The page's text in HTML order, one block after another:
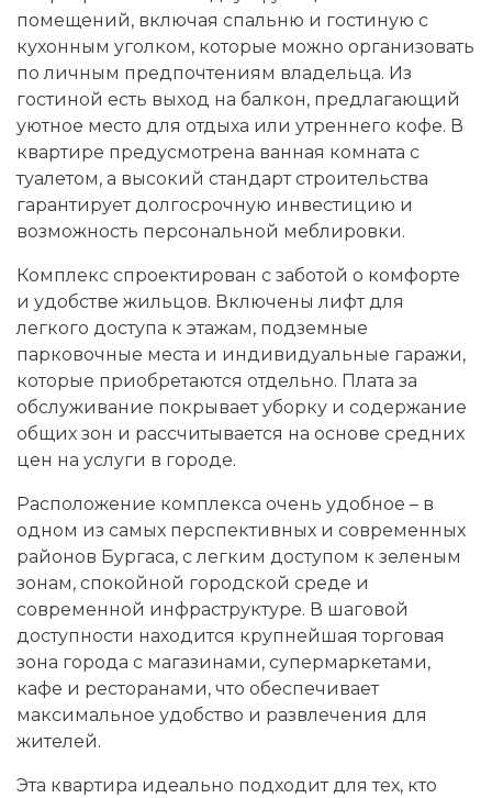
помещений, включая спальню и гостиную с
кухонным уголком, которые можно организовать
по личным предпочтениям владельца. Из
гостиной есть выход на балкон, предлагающий
уютное место для отдыха или утреннего кофе. В
квартире предусмотрена ванная комната с
туалетом, а высокий стандарт строительства
гарантирует долгосрочную инвестицию и
возможность персональной меблировки.
Комплекс спроектирован с заботой о комфорте
и удобстве жильцов. Включены лифт для
легкого доступа к этажам, подземные
парковочные места и индивидуальные гаражи,
которые приобретаются отдельно. Плата за
обслуживание покрывает уборку и содержание
общих зон и рассчитывается на основе средних
цен на услуги в городе.
Расположение комплекса очень удобное – в
одном из самых перспективных и современных
районов Бургаса, с легким доступом к зеленым
зонам, спокойной городской среде и
современной инфраструктуре. В шаговой
доступности находится крупнейшая торговая
зона города с магазинами, супермаркетами,
кафе и ресторанами, что обеспечивает
максимальное удобство и развлечения для
жителей.
Эта квартира идеально подходит для тех, кто